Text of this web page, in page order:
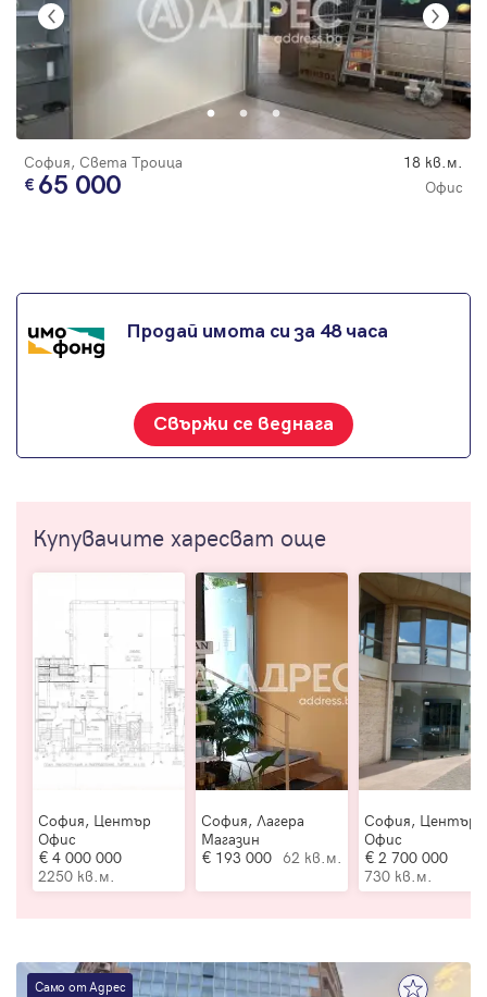
София, Света Троица 18 кв.м.
65 000 Офис
Продай имота си за 48 часа
Свържи се веднага
Купувачите харесват още
София, Център
Офис
4 000 000
2250 кв.м.
София, Лагера
Магазин
193 000 62 кв.м.
София, Център
Офис
2 700 000
730 кв.м.
Само от Адрес